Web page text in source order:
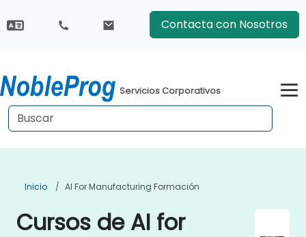
Contacta con Nosotros
Servicios Corporativos
Inicio AI For Manufacturing Formación
Cursos de AI for